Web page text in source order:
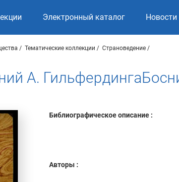
Электронный каталог Новости
Тематические коллекции Страноведение
А.
Библиографическое описание :
Авторы :